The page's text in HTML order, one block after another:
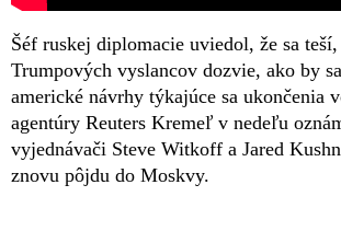
Šéf ruskej diplomacie uviedol, že sa
Trumpových vyslancov dozvie, ako by
americké návrhy týkajúce sa ukončenia
agentúry Reuters Kremeľ v nedeľu
vyjednávači Steve Witkoff a Jared
znovu pôjdu do Moskvy.